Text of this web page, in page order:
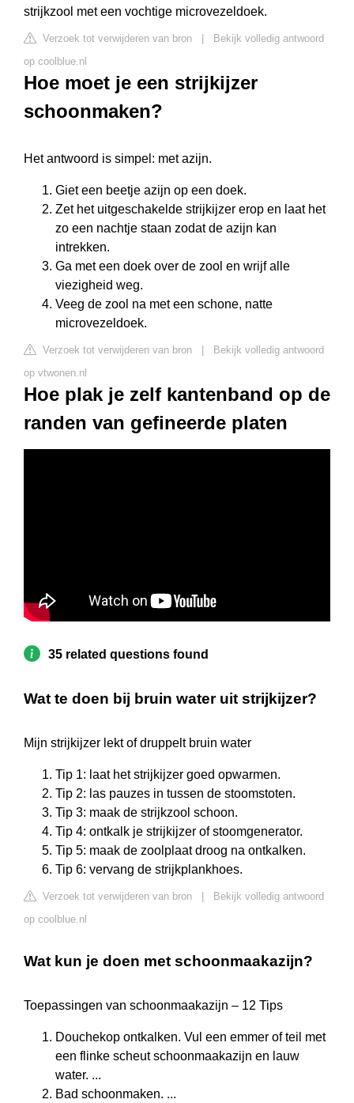
strijkzool met een vochtige microvezeldoek.
Verzoek tot verwijderen van bron
Bekijk volledig antwoord
op coolblue.nl
Hoe moet je een strijkijzer
schoonmaken?
Het antwoord is simpel: met azijn.
Giet een beetje azijn op een doek.
Zet het uitgeschakelde strijkijzer erop en laat het
zo een nachtje staan zodat de azijn kan
intrekken.
Ga met een doek over de zool en wrijf alle
viezigheid weg.
Veeg de zool na met een schone, natte
microvezeldoek.
Verzoek tot verwijderen van bron
Bekijk volledig antwoord
op vtwonen.nl
Hoe plak je zelf kantenband op de
randen van gefineerde platen
35 related questions found
Wat te doen bij bruin water uit strijkijzer?
Mijn strijkijzer lekt of druppelt bruin water
Tip 1: laat het strijkijzer goed opwarmen.
Tip 2: las pauzes in tussen de stoomstoten.
Tip 3: maak de strijkzool schoon.
Tip 4: ontkalk je strijkijzer of stoomgenerator.
Tip 5: maak de zoolplaat droog na ontkalken.
Tip 6: vervang de strijkplankhoes.
Verzoek tot verwijderen van bron
Bekijk volledig antwoord
op coolblue.nl
Wat kun je doen met schoonmaakazijn?
Toepassingen van schoonmaakazijn – 12 Tips
Douchekop ontkalken. Vul een emmer of teil met
een flinke scheut schoonmaakazijn en lauw
water. ...
Bad schoonmaken. ...